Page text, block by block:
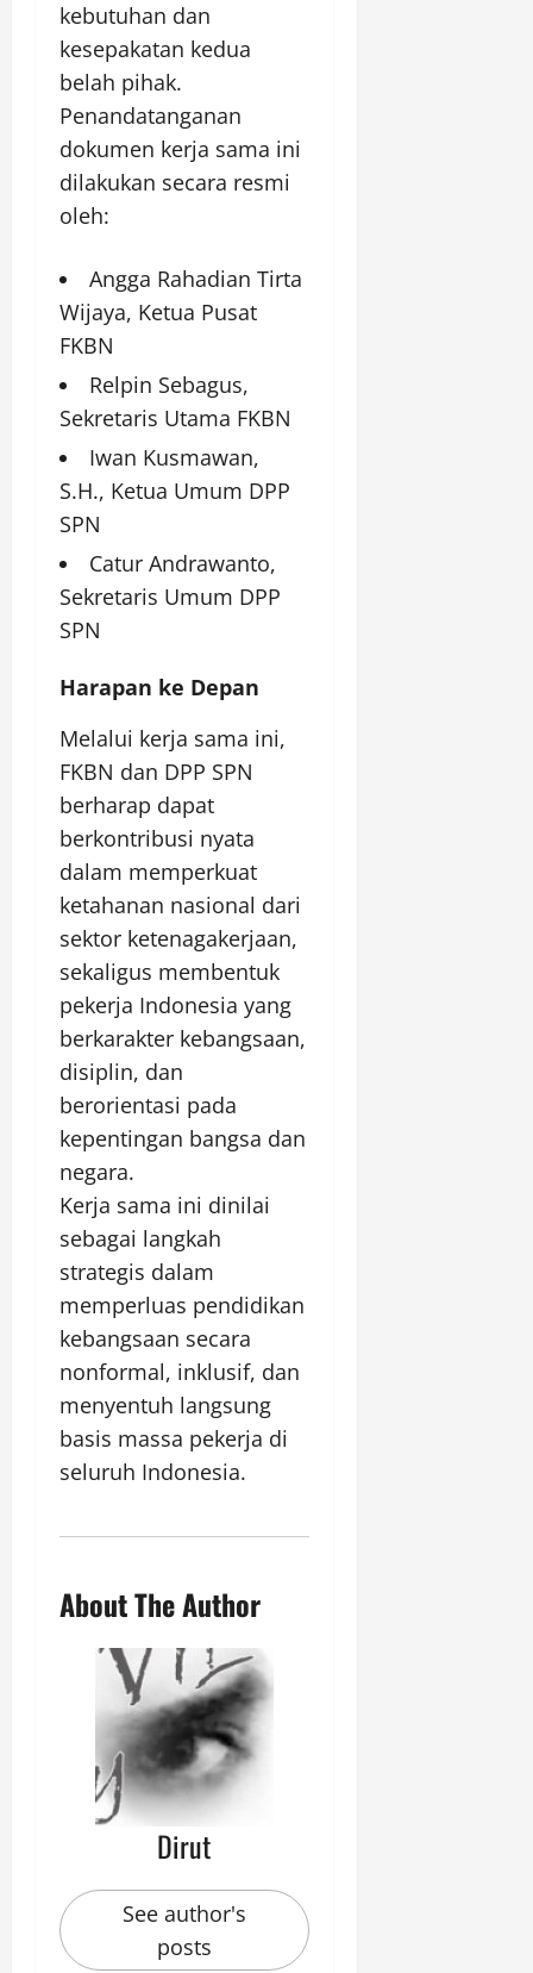
kebutuhan dan
kesepakatan kedua
belah pihak.
Penandatanganan
dokumen kerja sama ini
dilakukan secara resmi
oleh:
Angga Rahadian Tirta
Wijaya, Ketua Pusat
FKBN
Relpin Sebagus,
Sekretaris Utama FKBN
Iwan Kusmawan,
S.H., Ketua Umum DPP
SPN
Catur Andrawanto,
Sekretaris Umum DPP
SPN
Harapan ke Depan
Melalui kerja sama ini,
FKBN dan DPP SPN
berharap dapat
berkontribusi nyata
dalam memperkuat
ketahanan nasional dari
sektor ketenagakerjaan,
sekaligus membentuk
pekerja Indonesia yang
berkarakter kebangsaan,
disiplin, dan
berorientasi pada
kepentingan bangsa dan
negara.
Kerja sama ini dinilai
sebagai langkah
strategis dalam
memperluas pendidikan
kebangsaan secara
nonformal, inklusif, dan
menyentuh langsung
basis massa pekerja di
seluruh Indonesia.
About The Author
Dirut
See author's
posts